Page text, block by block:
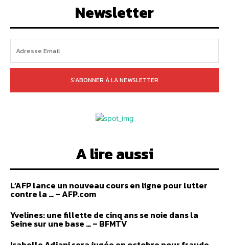
Newsletter
S'ABONNER À LA NEWSLETTER
A lire aussi
L’AFP lance un nouveau cours en ligne pour lutter
contre la … – AFP.com
Yvelines: une fillette de cinq ans se noie dans la
Seine sur une base … – BFMTV